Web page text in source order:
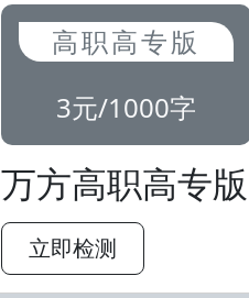
高职高专版
3元/1000字
万方高职高专版
立即检测